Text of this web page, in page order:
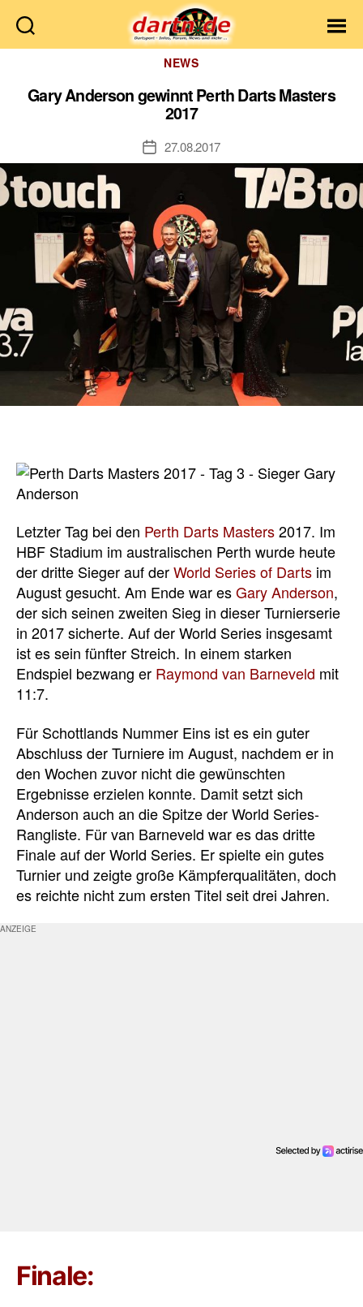
Dartn.de
Kategorien
NEWS
Gary Anderson gewinnt Perth Darts Masters
2017
Veröffentlichungsdatum
27.08.2017
Letzter Tag bei den Perth Darts Masters2017. Im
HBF Stadium im australischen Perth wurde heute
der dritte Sieger auf derWorld Series of Darts im
August gesucht. Am Ende war esGary Anderson,
der sich seinen zweiten Sieg in dieser Turnierserie
in 2017 sicherte. Auf der World Series insgesamt
ist es sein fünfter Streich. In einem starken
Endspiel bezwang er Raymond van Barneveld mit
11:7.
Für Schottlands Nummer Eins ist es ein guter
Abschluss der Turniere im August, nachdem er in
den Wochen zuvor nicht die gewünschten
Ergebnisse erzielen konnte. Damit setzt sich
Anderson auch an die Spitze der World Series-
Rangliste. Für van Barneveld war es das dritte
Finale auf der World Series. Er spielte ein gutes
Turnier und zeigte große Kämpferqualitäten, doch
es reichte nicht zum ersten Titel seit drei Jahren.
Finale: